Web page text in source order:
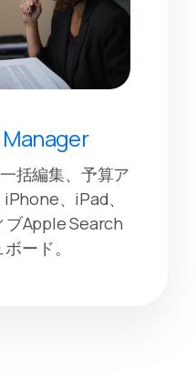
括編集、予算ア
、iPad、
ブApple Search
ード。